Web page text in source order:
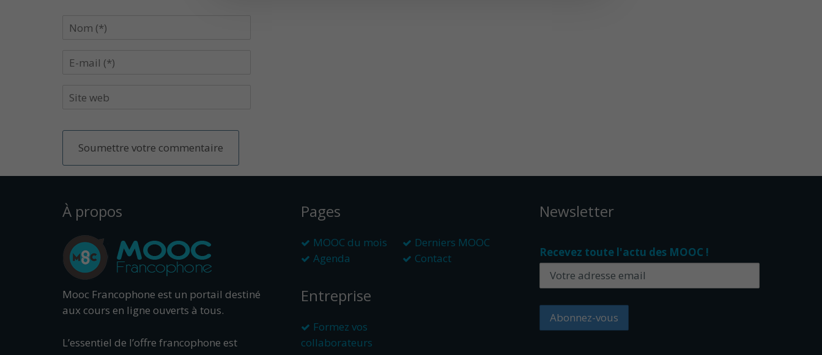
À propos
Mooc Francophone est un portail destiné
aux cours en ligne ouverts à tous.
L’essentiel de l’offre francophone est
Pages
MOOC du mois
Derniers MOOC
Agenda
Contact
Entreprise
Formez vos
collaborateurs
Newsletter
Recevez toute l'actu des MOOC !